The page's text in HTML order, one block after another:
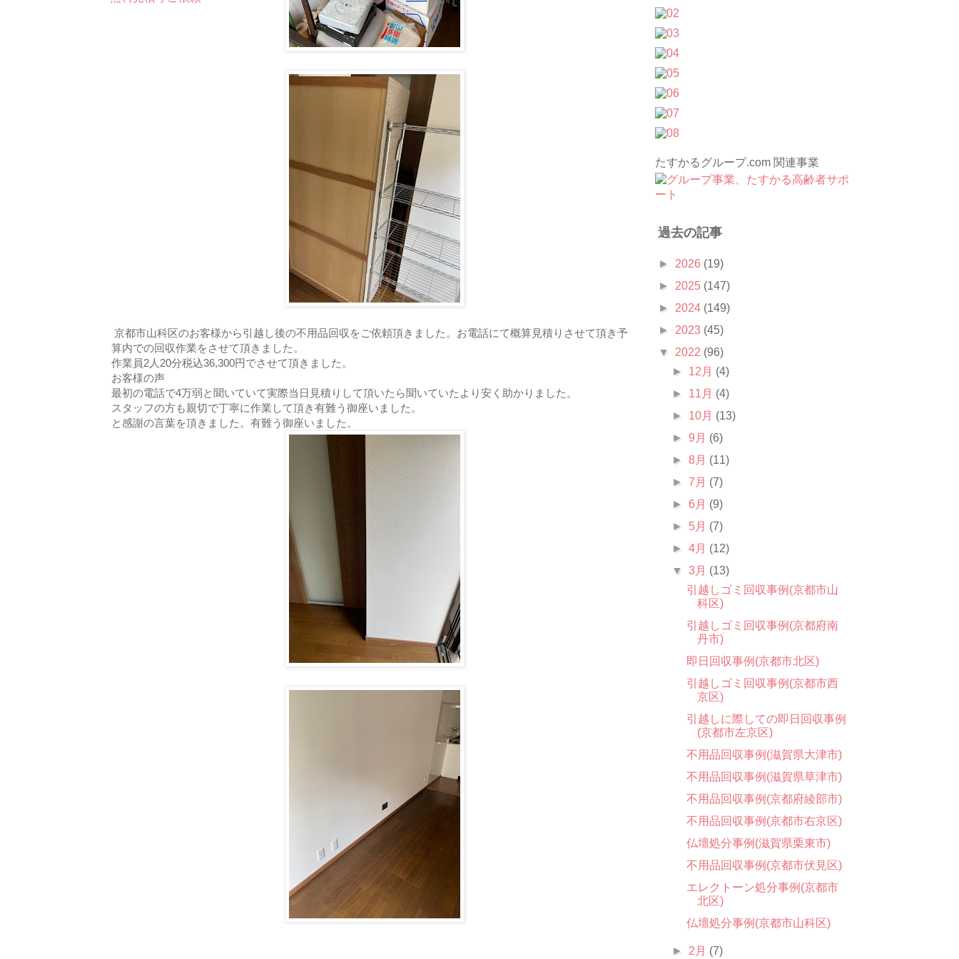
京都市山科区のお客様から引越し後の不用品回収をご依頼頂きました。お電話にて概算見積りさせて頂き予
算内での回収作業をさせて頂きました。
作業員2人20分税込36,300円でさせて頂きました。
お客様の声
最初の電話で4万弱と聞いていて実際当日見積りして頂いたら聞いていたより安く助かりました。
スタッフの方も親切で丁寧に作業して頂き有難う御座いました。
と感謝の言葉を頂きました。有難う御座いました。
たすかるグループ.com 関連事業
過去の記事
► 2026 (19)
► 2025 (147)
► 2024 (149)
► 2023 (45)
▼ 2022 (96)
► 12月 (4)
► 11月 (4)
► 10月 (13)
►9月 (6)
►8月 (11)
►7月 (7)
►6月 (9)
► 5月 (7)
►4月 (12)
▼3月 (13)
引越しゴミ回収事例(京都市山
科区)
引越しゴミ回収事例(京都府南
丹市)
即日回収事例(京都市北区)
引越しゴミ回収事例(京都市西
京区)
引越しに際しての即日回収事例
(京都市左京区)
不用品回収事例(滋賀県大津市)
不用品回収事例(滋賀県草津市)
不用品回収事例(京都府綾部市)
不用品回収事例(京都市右京区)
仏壇処分事例(滋賀県栗東市)
不用品回収事例(京都市伏見区)
エレクトーン処分事例(京都市
北区)
仏壇処分事例(京都市山科区)
► 2月 (7)